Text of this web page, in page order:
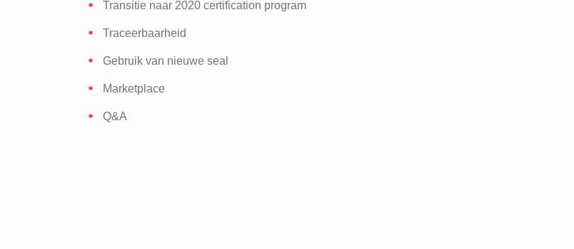
Transitie naar 2020 certification program
Traceerbaarheid
Gebruik van nieuwe seal
Marketplace
Q&A